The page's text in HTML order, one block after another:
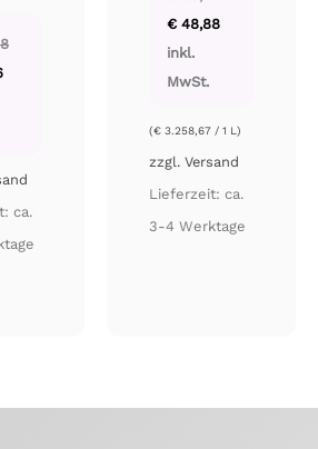
Preis
ca.
Ursprünglicher
Preis
war:
€ 48,88Preis
inkl.
MwSt.
(€ 3.258,67 / 1 L)
zzgl. Versand
Lieferzeit: ca.
3-4 Werktage